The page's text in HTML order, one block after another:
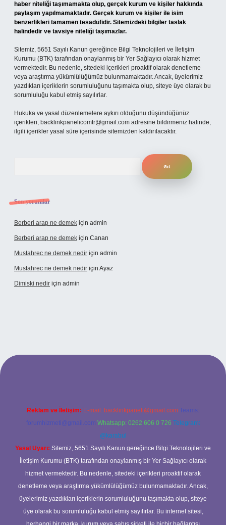
haber niteliği taşımamakta olup, gerçek kurum ve kişiler hakkında
paylaşım yapılmamaktadır. Gerçek kurum ve kişiler ile isim
benzerlikleri tamamen tesadüfidir. Sitemizdeki bilgiler taslak
halindedir ve tavsiye niteliği taşımazlar.
Sitemiz, 5651 Sayılı Kanun gereğince Bilgi Teknolojileri ve İletişim
Kurumu (BTK) tarafından onaylanmış bir Yer Sağlayıcı olarak hizmet
vermektedir. Bu nedenle, sitedeki içerikleri proaktif olarak denetleme
veya araştırma yükümlülüğümüz bulunmamaktadır. Ancak, üyelerimiz
yazdıkları içeriklerin sorumluluğunu taşımakta olup, siteye üye olarak bu
sorumluluğu kabul etmiş sayılırlar.
Hukuka ve yasal düzenlemelere aykırı olduğunu düşündüğünüz
içerikleri, backlinkpanelicomtr@gmail.com adresine bildirmeniz halinde,
ilgili içerikler yasal süre içerisinde sitemizden kaldırılacaktır.
Son yorumlar
Berberi arap ne demek için admin
Berberi arap ne demek için Canan
Mustahrec ne demek nedir için admin
Mustahrec ne demek nedir için Ayaz
Dimiski nedir için admin
adresi
Reklam ve İletişim: E-mail: backlinkpaneli@gmail.com Teams:
forumhizmeti@gmail.com Whatsapp: 0262 606 0 726 Telegram:
@karabul
Yasal Uyarı: Sitemiz, 5651 Sayılı Kanun gereğince Bilgi Teknolojileri ve
İletişim Kurumu (BTK) tarafından onaylanmış bir Yer Sağlayıcı olarak
hizmet vermektedir. Bu nedenle, sitedeki içerikleri proaktif olarak
denetleme veya araştırma yükümlülüğümüz bulunmamaktadır. Ancak,
üyelerimiz yazdıkları içeriklerin sorumluluğunu taşımakta olup, siteye
üye olarak bu sorumluluğu kabul etmiş sayılırlar. Bu internet sitesi,